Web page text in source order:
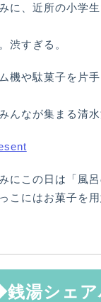
に、近所の小学
渋すぎる。
機や駄菓子を片
んなが集まる清
にこの日は「風
こにはお菓子を
湯シェア